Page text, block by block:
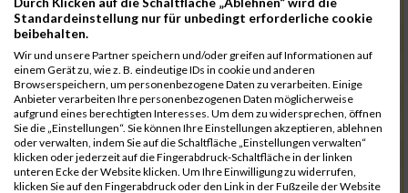
10646
Köhler
00:31:52.2
10676
Kricke
11128
Wünsch
00:31:58.4
10492
Hanisch
00:31:58.6
10634
Knauft
00:31:59.1
10868
Restemeier
00:31:59.2
10480
Gutsche 00:32:01.9
Standardeinstellung nur für unbedingt erforderliche cookie
beibehalten.
Wir und unsere Partner speichern und/oder greifen auf Informationen auf
einem Gerät zu, wie z. B. eindeutige IDs in cookie und anderen
Browserspeichern, um personenbezogene Daten zu verarbeiten. Einige
Anbieter verarbeiten Ihre personenbezogenen Daten möglicherweise
aufgrund eines berechtigten Interesses. Um dem zu widersprechen, öffnen
Sie die „Einstellungen“. Sie können Ihre Einstellungen akzeptieren, ablehnen
oder verwalten, indem Sie auf die Schaltfläche „Einstellungen verwalten“
klicken oder jederzeit auf die Fingerabdruck-Schaltfläche in der linken
unteren Ecke der Website klicken. Um Ihre Einwilligung zu widerrufen,
klicken Sie auf den Fingerabdruck oder den Link in der Fußzeile der Website